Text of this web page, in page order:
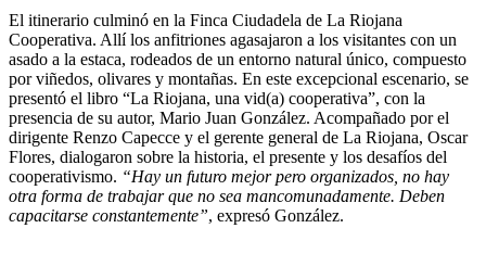
El itinerario culminó en la Finca Ciudadela de La Riojana
Cooperativa. Allí los anfitriones agasajaron a los visitantes con un
asado a la estaca, rodeados de un entorno natural único, compuesto
por viñedos, olivares y montañas. En este excepcional escenario, se
presentó el libro “La Riojana, una vid(a) cooperativa”, con la
presencia de su autor, Mario Juan González. Acompañado por el
dirigente Renzo Capecce y el gerente general de La Riojana, Oscar
Flores, dialogaron sobre la historia, el presente y los desafíos del
cooperativismo. “Hay un futuro mejor pero organizados, no hay
otra forma de trabajar que no sea mancomunadamente. Deben
capacitarse constantemente”, expresó González.